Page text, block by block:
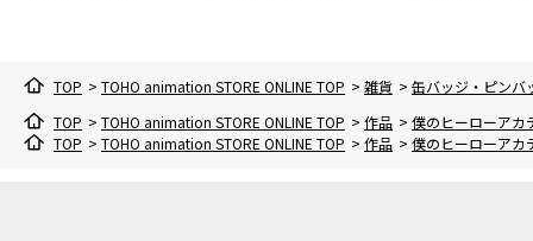
TOP > TOHO animation STORE ONLINE TOP > 雑貨 > 缶バッジ・ピンバ
TOP > TOHO animation STORE ONLINE TOP > 作品 > 僕のヒーローアカ
TOP > TOHO animation STORE ONLINE TOP > 作品 > 僕のヒーローアカ